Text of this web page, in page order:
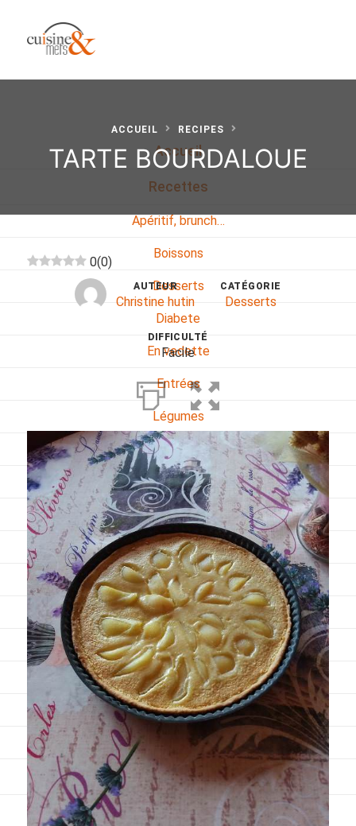
Accueil
Recettes
Apéritif, brunch…
Boissons
Desserts
Diabete
En vedette
Entrées
Légumes
Pains
Plats
Poissons, coquillages, crustacés
Régime
Sans gluten
Sans lactose
Sans sel
Sauces et accompagnements
Végétarien
Viandes
Pratique
Mesures conversions
ACCUEIL RECIPES
TARTE BOURDALOUE
0(0)
AUTEUR
Christine hutin
CATÉGORIE
Desserts
DIFFICULTÉ
Facile